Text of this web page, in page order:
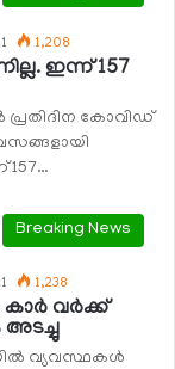
1,208
ഇന്ന് 157
കോവിഡ്
Breaking News
1,238
വര്‍ക്ക്
അടച്ചു
വ്യവസ്ഥകള്‍